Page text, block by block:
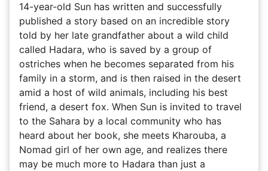
14-year-old Sun has written and successfully
published a story based on an incredible story
told by her late grandfather about a wild child
called Hadara, who is saved by a group of
ostriches when he becomes separated from his
family in a storm, and is then raised in the desert
amid a host of wild animals, including his best
friend, a desert fox. When Sun is invited to travel
to the Sahara by a local community who has
heard about her book, she meets Kharouba, a
Nomad girl of her own age, and realizes there
may be much more to Hadara than just a